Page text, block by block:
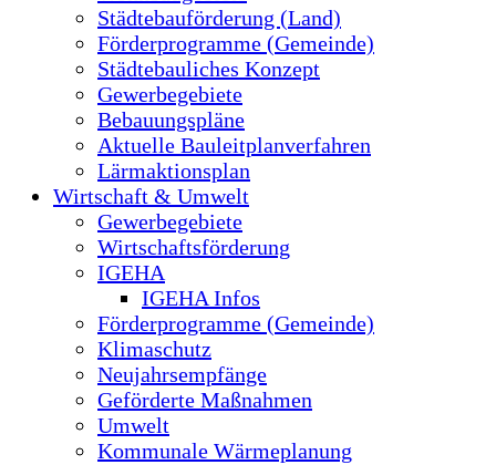
Städtebauförderung (Land)
Förderprogramme (Gemeinde)
Städtebauliches Konzept
Gewerbegebiete
Bebauungspläne
Aktuelle Bauleitplanverfahren
Lärmaktionsplan
Wirtschaft & Umwelt
Gewerbegebiete
Wirtschaftsförderung
IGEHA
IGEHA Infos
Förderprogramme (Gemeinde)
Klimaschutz
Neujahrsempfänge
Geförderte Maßnahmen
Umwelt
Kommunale Wärmeplanung